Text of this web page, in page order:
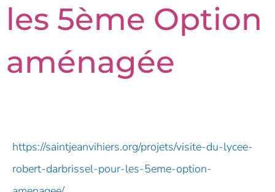
les 5ème Option
aménagée
https://saintjeanvihiers.org/projets/visite-du-lycee-
robert-darbrissel-pour-les-5eme-option-